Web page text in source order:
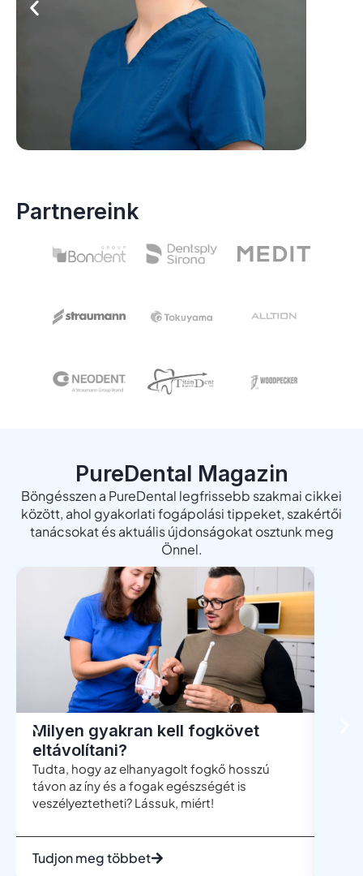
Partnereink
PureDental Magazin
Böngésszen a PureDental legfrissebb szakmai cikkei
között, ahol gyakorlati fogápolási tippeket, szakértői
tanácsokat és aktuális újdonságokat osztunk meg
Önnel.
Milyen gyakran kell fogkövet
eltávolítani?
Tudta, hogy az elhanyagolt fogkő hosszú
távon az íny és a fogak egészségét is
veszélyeztetheti? Lássuk, miért!
Tudjon meg többet